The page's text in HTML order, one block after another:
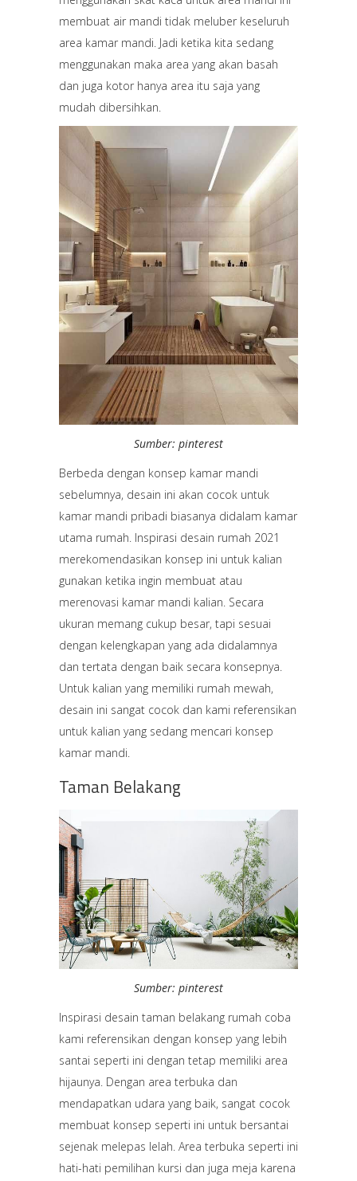
membuat air mandi tidak meluber keseluruh
area kamar mandi. Jadi ketika kita sedang
menggunakan maka area yang akan basah
dan juga kotor hanya area itu saja yang
mudah dibersihkan.
Sumber: pinterest
Berbeda dengan konsep kamar mandi
sebelumnya, desain ini akan cocok untuk
kamar mandi pribadi biasanya didalam kamar
utama rumah. Inspirasi desain rumah 2021
merekomendasikan konsep ini untuk kalian
gunakan ketika ingin membuat atau
merenovasi kamar mandi kalian. Secara
ukuran memang cukup besar, tapi sesuai
dengan kelengkapan yang ada didalamnya
dan tertata dengan baik secara konsepnya.
Untuk kalian yang memiliki rumah mewah,
desain ini sangat cocok dan kami referensikan
untuk kalian yang sedang mencari konsep
kamar mandi.
Taman Belakang
Sumber: pinterest
Inspirasi desain taman belakang rumah coba
kami referensikan dengan konsep yang lebih
santai seperti ini dengan tetap memiliki area
hijaunya. Dengan area terbuka dan
mendapatkan udara yang baik, sangat cocok
membuat konsep seperti ini untuk bersantai
sejenak melepas lelah. Area terbuka seperti ini
hati-hati pemilihan kursi dan juga meja karena